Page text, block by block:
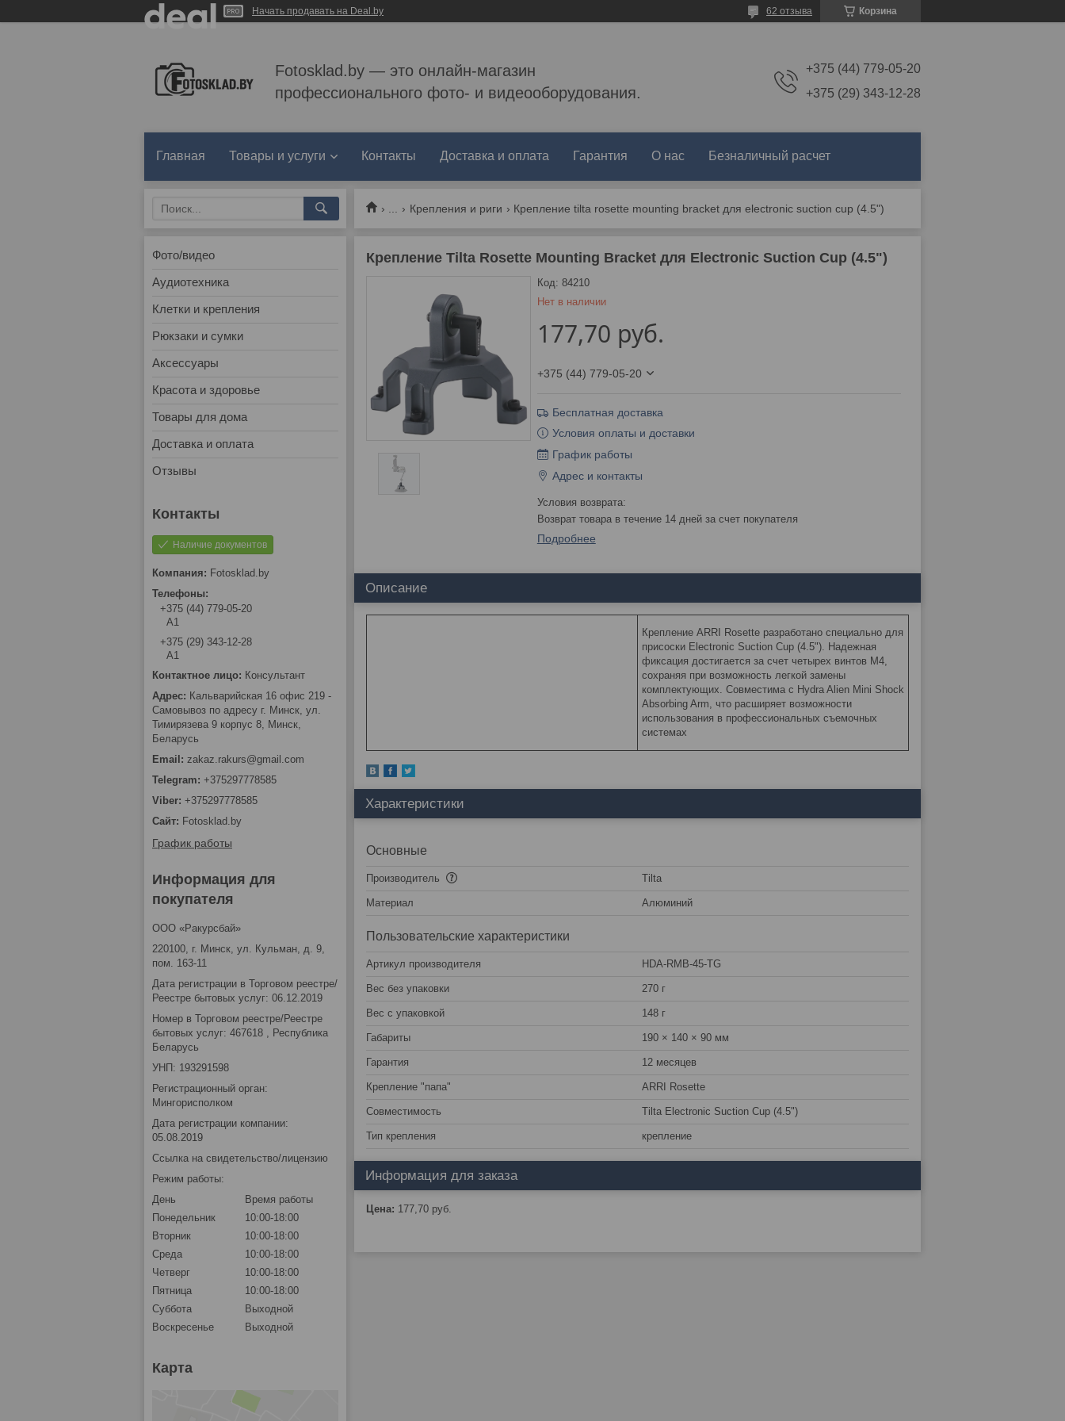
Начать продавать на Deal.by Корзина
62 отзыва
Fotosklad.by — это онлайн-магазин
профессионального фото- и видеооборудования.
+375 (44) 779-05-20
+375 (29) 343-12-28
Главная Товары и услуги Контакты Доставка и оплата Гарантия О нас Безналичный расчет
Крепления и риги Крепление tilta rosette mounting bracket для electronic suction cup (4.5")
Крепление Tilta Rosette Mounting Bracket для Electronic Suction Cup (4.5")
Нет в наличии
Код: 84210
177,70 руб.
+375 (44) 779-05-20
Бесплатная доставка
Условия оплаты и доставки
График работы
Адрес и контакты
возврат товара в течение 14 дней за счет покупателя
Подробнее
Описание
Крепление ARRI Rosette разработано специально для
присоски Electronic Suction Cup (4.5"). Надежная
фиксация достигается за счет четырех винтов M4,
сохраняя при возможность легкой замены
комплектующих. Совместима с Hydra Alien Mini Shock
Absorbing Arm, что расширяет возможности
использования в профессиональных съемочных
системах
Характеристики
Основные
Производитель Tilta
Материал Алюминий
Пользовательские характеристики
Артикул производителя HDA-RMB-45-TG
Вес без упаковки 270 г
Вес с упаковкой 148 г
Габариты 190 × 140 × 90 мм
Гарантия 12 месяцев
Крепление "папа" ARRI Rosette
Совместимость Tilta Electronic Suction Cup (4.5")
Тип крепления крепление
Информация для заказа
Цена: 177,70 руб.
Фото/видео
Аудиотехника
Клетки и крепления
Рюкзаки и сумки
Аксессуары
Красота и здоровье
Товары для дома
Доставка и оплата
Отзывы
Наличие документов
Fotosklad.by
+375 (44) 779-05-20
А1
+375 (29) 343-12-28
А1
Консультант
Кальварийская 16 офис 219 -
Самовывоз по адресу г. Минск, ул.
Тимирязева 9 корпус 8, Минск,
Беларусь
zakaz.rakurs@gmail.com
+375297778585
+375297778585
Fotosklad.by
График работы
Информация для
покупателя
ООО «Ракурсбай»
220100, г. Минск, ул. Кульман, д. 9,
пом. 163-11
Дата регистрации в Торговом реестре/
Реестре бытовых услуг: 06.12.2019
Номер в Торговом реестре/Реестре
бытовых услуг: 467618 , Республика
Беларусь
УНП: 193291598
Регистрационный орган:
Мингорисполком
Дата регистрации компании:
05.08.2019
Ссылка на свидетельство/лицензию
Режим работы:
День
Время работы
Понедельник
10:00-18:00
Вторник
10:00-18:00
Среда
10:00-18:00
Четверг
10:00-18:00
Пятница
10:00-18:00
Суббота
Выходной
Воскресенье
Выходной
Карта